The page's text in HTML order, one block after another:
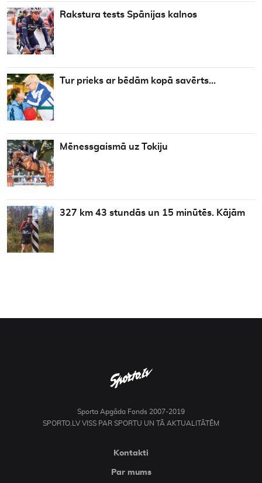
Rakstura tests Spānijas kalnos
Tur prieks ar bēdām kopā savērts…
Mēnessgaismā uz Tokiju
327 km 43 stundās un 15 minūtēs. Kājām
Sporta Apgāda Fonds 2007-2019
SPORTO.LV VISS PAR SPORTU UN TĀ AKTUALITĀTĒM
Kontakti
Par mums